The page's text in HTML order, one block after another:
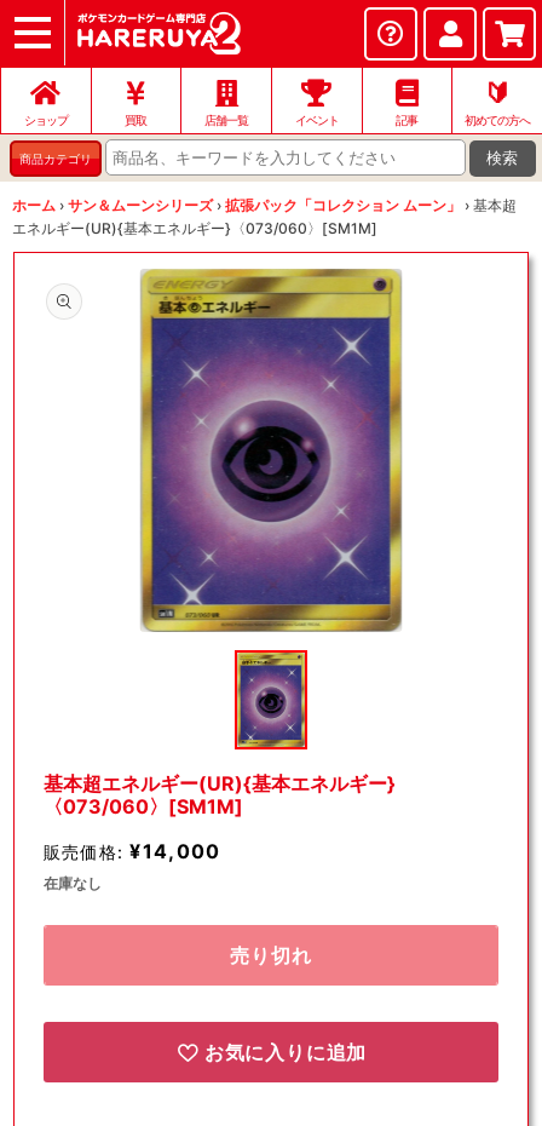
ショップ
店頭買取
ネット買取
店舗一覧
イベント
お問い合わせ
ショップ 買取 店舗一覧 イベント 記事
🔰
初めての方へ
商品カテゴリ 検索
ホーム › サン＆ムーンシリーズ › 拡張パック「コレクション ムーン」 › 基本超
エネルギー(UR){基本エネルギー}〈073/060〉[SM1M]
デ
ィ
を
開
基本超エネルギー(UR){基本エネルギー}
〈073/060〉[SM1M]
販売価格: ¥14,000
在庫なし
売り切れ
お気に入りに追加